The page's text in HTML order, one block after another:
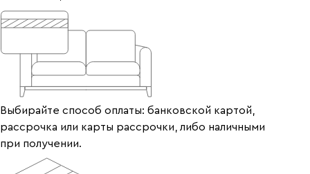
Выбирайте способ оплаты: банковской картой,
рассрочка или карты рассрочки, либо наличными
при получении.